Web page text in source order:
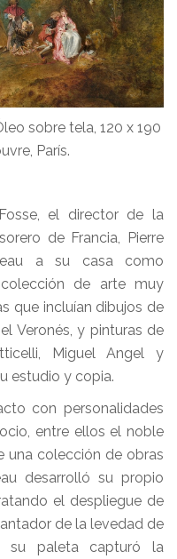
sobre tela, 120 x 190
París.
el director de la
de Francia, Pierre
a su casa como
de arte muy
que incluían dibujos de
Veronés, y pinturas de
Miguel Angel y
estudio y copia.
con personalidades
entre ellos el noble
una colección de obras
desarrolló su propio
el despliegue de
de la levedad de
su paleta capturó la